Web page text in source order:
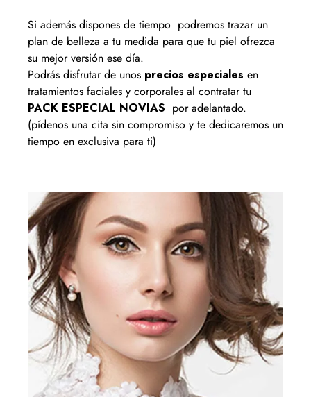
Si además dispones de tiempo podremos trazar un
plan de belleza a tu medida para que tu piel ofrezca
su mejor versión ese día.
Podrás disfrutar de unos precios especiales en
tratamientos faciales y corporales al contratar tu
PACK ESPECIAL NOVIAS por adelantado.
(pídenos una cita sin compromiso y te dedicaremos un
tiempo en exclusiva para ti)